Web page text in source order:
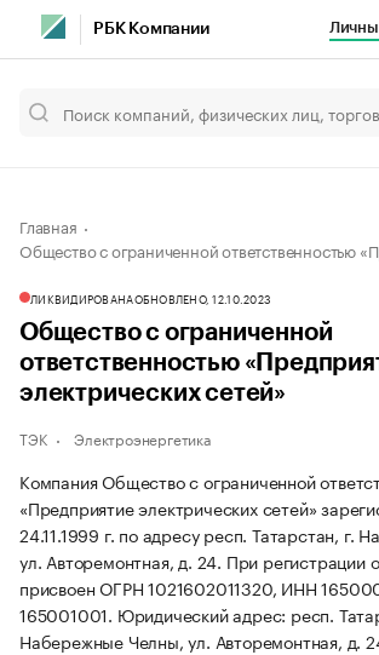
РБК Компании
Главная
ЛИКВИДИРОВАНАОБНОВЛЕНО, 12.10.2023
Общество с ограниченной
ответственностью
электрических сетей»
ТЭК Электроэнергетика
Компания Общество с ограниченной
«Предприятие электрических сетей»
24.11.1999 г. по адресу респ. Татарстан, г.
ул. Авторемонтная, д. 24. При регистрации
присвоен ОГРН 1021602011320, ИНН
165001001. Юридический адрес: респ.
Набережные Челны, ул. Авторемонтная, д.